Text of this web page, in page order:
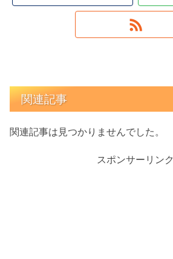
関連記事
関連記事は見つかりませんでした。
スポンサーリンク